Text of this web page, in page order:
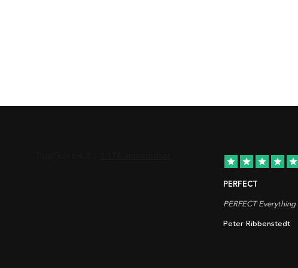
star star star star star
PERFECT
PERFECT Everything
Peter Ribbenstedt